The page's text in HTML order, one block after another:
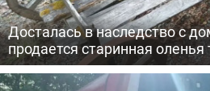
Досталась в наследство с
продается старинная оленья